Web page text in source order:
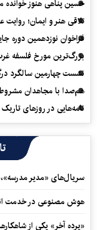
حسین پناهی هنوز خوانده
تلاقی هنر و ایمان؛ روایت
فراخوان نوزدهمین دوره
بزرگ‌ترین مورخ فلسفه
نشست چهارمین سالگرد
هم‌صدا با مجاهدان
نامه‌هایی در روزهای
سریال‌های «مدیر
هوش مصنوعی در خدمت
«پرده آخر» یکی از